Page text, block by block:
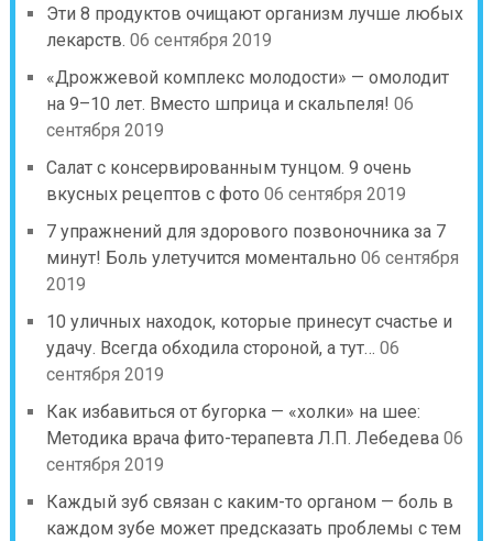
Эти 8 продуктов очищают организм лучше любых
лекарств. 06 сентября 2019
«Дрожжевой комплекс молодости» — омолодит
на 9–10 лет. Вместо шприца и скальпеля! 06
сентября 2019
Салат с консервированным тунцом. 9 очень
вкусных рецептов с фото 06 сентября 2019
7 упражнений для здорового позвоночника за 7
минут! Боль улетучится моментально 06 сентября
2019
10 уличных находок, которые принесут счастье и
удачу. Всегда обходила стороной, а тут… 06
сентября 2019
Как избавиться от бугорка — «холки» на шее:
Методика врача фито-терапевта Л.П. Лебедева 06
сентября 2019
Каждый зуб связан с каким-то органом — боль в
каждом зубе может предсказать проблемы с тем